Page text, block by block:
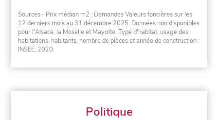
Sources - Prix médian m2 : Demandes Valeurs foncières sur les
12 derniers mois au 31 décembre 2025. Données non disponibles
pour l'Alsace, la Moselle et Mayotte. Type d'habitat, usage des
habitations, habitants, nombre de pièces et année de construction :
INSEE, 2020.
Politique